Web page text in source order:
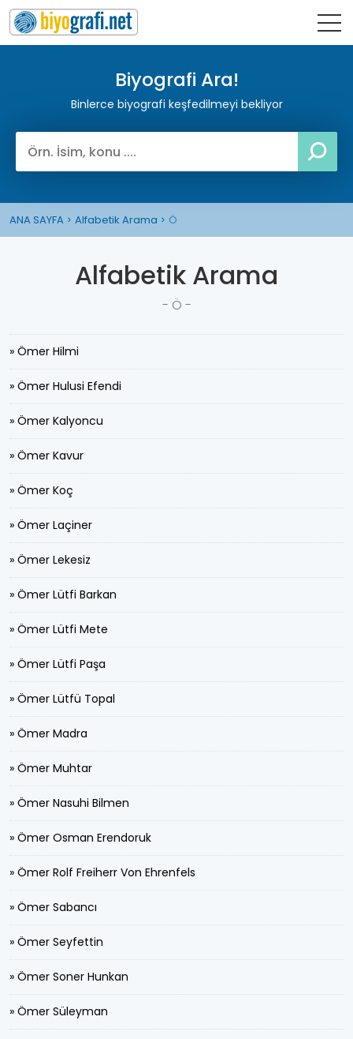
Biyografi Ara!
Binlerce biyografi keşfedilmeyi bekliyor
ANA SAYFA Alfabetik Arama Ö
Alfabetik Arama
- Ö -
» Ömer Hilmi
» Ömer Hulusi Efendi
» Ömer Kalyoncu
» Ömer Kavur
» Ömer Koç
» Ömer Laçiner
» Ömer Lekesiz
» Ömer Lütfi Barkan
» Ömer Lütfi Mete
» Ömer Lütfi Paşa
» Ömer Lütfü Topal
» Ömer Madra
» Ömer Muhtar
» Ömer Nasuhi Bilmen
» Ömer Osman Erendoruk
» Ömer Rolf Freiherr Von Ehrenfels
» Ömer Sabancı
» Ömer Seyfettin
» Ömer Soner Hunkan
» Ömer Süleyman